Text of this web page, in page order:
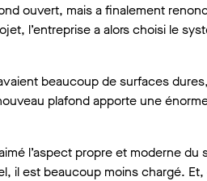
ouvert, mais a finalement
l’entreprise a alors choisi le
beaucoup de surfaces
plafond apporte une
l’aspect propre et moderne
il est beaucoup moins chargé.